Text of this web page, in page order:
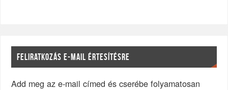
FELIRATKOZÁS E-MAIL ÉRTESÍTÉSRE
Add meg az e-mail címed és cserébe folyamatosan